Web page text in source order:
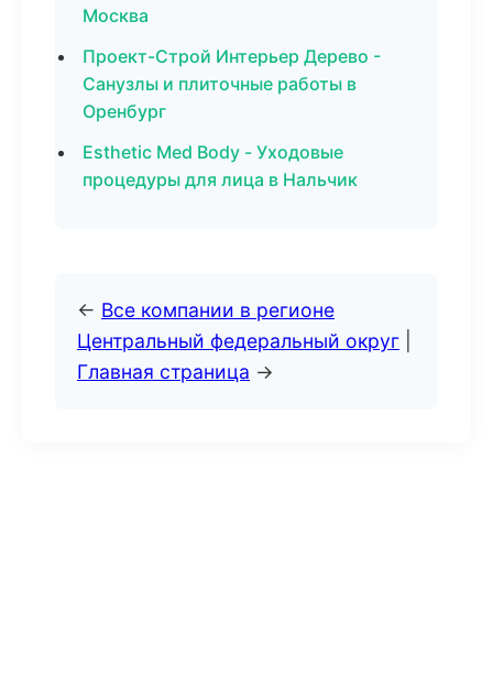
Москва
Проект-Строй Интерьер Дерево -
Санузлы и плиточные работы в
Оренбург
Esthetic Med Body - Уходовые
процедуры для лица в Нальчик
← Все компании в регионе
Центральный федеральный округ
Главная страница →